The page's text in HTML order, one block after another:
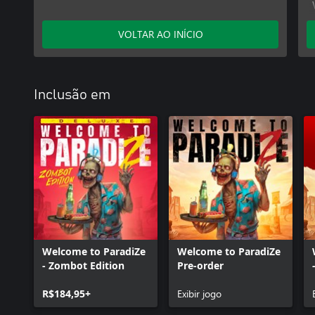
VOLTAR AO INÍCIO
Inclusão em
Welcome to ParadiZe
- Zombot Edition
R$184,95+
Welcome to ParadiZe
Pre-order
Exibir jogo